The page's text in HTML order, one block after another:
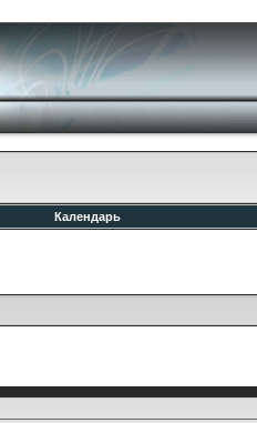
Календарь